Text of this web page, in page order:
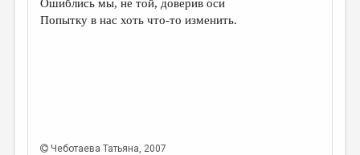
ДЕТСКАЯ КОМНАТА
Ошиблись мы, не той, доверив оси
Попытку в нас хоть что-то изменить.
Чеботаева Татьяна, 2007